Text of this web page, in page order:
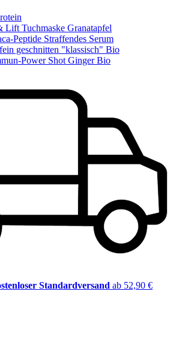
Lift Tuchmaske Granatapfel
Peptide Straffendes Serum
geschnitten "klassisch" Bio
Power Shot Ginger Bio
Standardversand ab 52,90 €